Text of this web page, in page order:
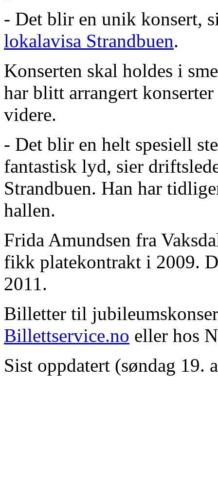
- Det blir en unik konsert,
lokalavisa Strandbuen.
Konserten skal holdes i
har blitt arrangert
videre.
- Det blir en helt spesiell
fantastisk lyd, sier
Strandbuen. Han har
hallen.
Frida Amundsen fra
fikk platekontrakt i 2009.
2011.
Billetter til
Billettservice.no eller hos
Sist oppdatert (søndag 19.